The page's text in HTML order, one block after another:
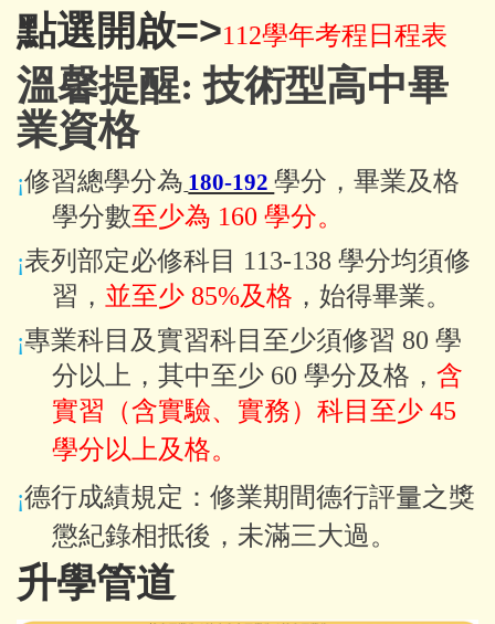
點選開啟=>112學年考程日程表
溫馨提醒: 技術型高中畢
業資格
¡修習總學分為 180-192學分，畢業及格
學分數至少為 160 學分。
¡表列部定必修科目 113-138學分均須修
習， 並至少 85%及格 ，始得畢業。
¡專業科目及實習科目至少須修習 80學
分以上，其中至少 60 學分及格， 含
實習 （含實驗、實務）科目至少 45
學分以上及格。
¡德行成績規定：修業期間德行評量之獎
懲紀錄相抵後，未滿三大過。
升學管道